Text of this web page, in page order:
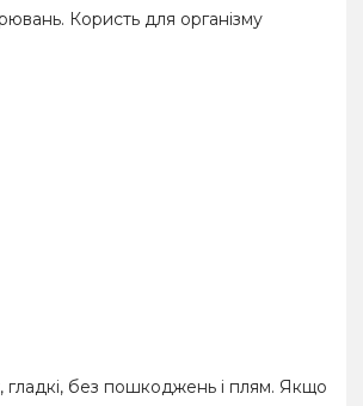
Користь для організму
гладкі, без пошкоджень і плям. Якщо